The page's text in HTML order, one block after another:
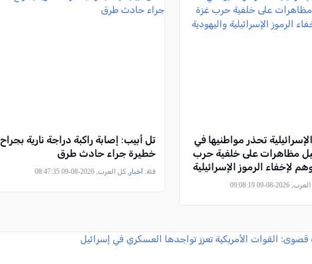
تحذر مواطنيها في
مظاهرات على خلفية حرب
لإخفاء الرموز الإسرائيلية
08-09 09:08:19
تل أبيب: إصابة راكبة دراجة نارية بجراح
خطيرة جراء حادث طرق
فئة: أخبار , كل العرب, 2026-08-09 08:47:35